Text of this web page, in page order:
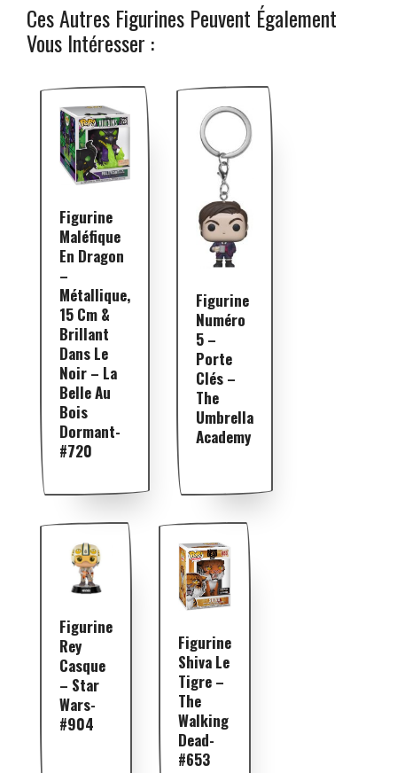
Ces Autres Figurines Peuvent Également
Vous Intéresser :
Figurine
Maléfique
En Dragon
–
Métallique,
15 Cm &
Brillant
Dans Le
Noir – La
Belle Au
Bois
Dormant-
#720
Figurine
Numéro
5 –
Porte
Clés –
The
Umbrella
Academy
Figurine
Rey
Casque
– Star
Wars-
#904
Figurine
Shiva Le
Tigre –
The
Walking
Dead-
#653